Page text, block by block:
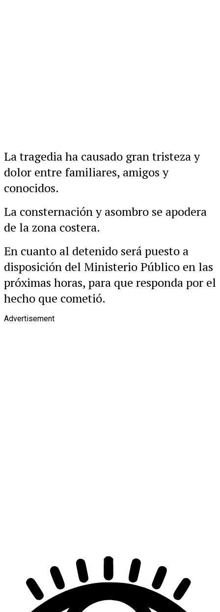
La tragedia ha causado gran tristeza y
dolor entre familiares, amigos y
conocidos.
La consternación y asombro se apodera
de la zona costera.
En cuanto al detenido será puesto a
disposición del Ministerio Público en las
próximas horas, para que responda por el
hecho que cometió.
Advertisement